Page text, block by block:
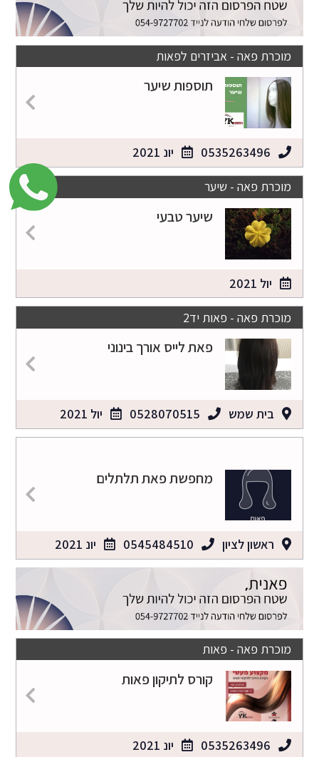
מוכרת פאה - אביזרים לפאות
תוספות שיער
0535263496 יונ 2021
מוכרת פאה - שיער
שיער טבעי
יול 2021
מוכרת פאה - פאות יד2
פאת לייס אורך בינוני
בית שמש 0528070515 יול 2021
מחפשת פאת תלתלים
ראשון לציון 0545484510 יונ 2021
מוכרת פאה - פאות
קורס לתיקון פאות
0535263496 יונ 2021